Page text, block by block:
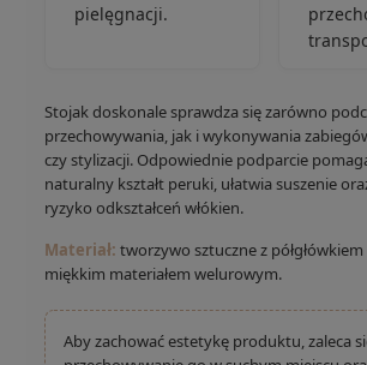
pielęgnacji.
Stojak doskonale sprawdza się zarówno
przechowywania, jak i wykonywania
czy stylizacji. Odpowiednie podparcie
naturalny kształt peruki, ułatwia suszenie
ryzyko odkształceń włókien.
Materiał: tworzywo sztuczne z
miękkim materiałem welurowym.
Aby zachować estetykę produktu, zaleca